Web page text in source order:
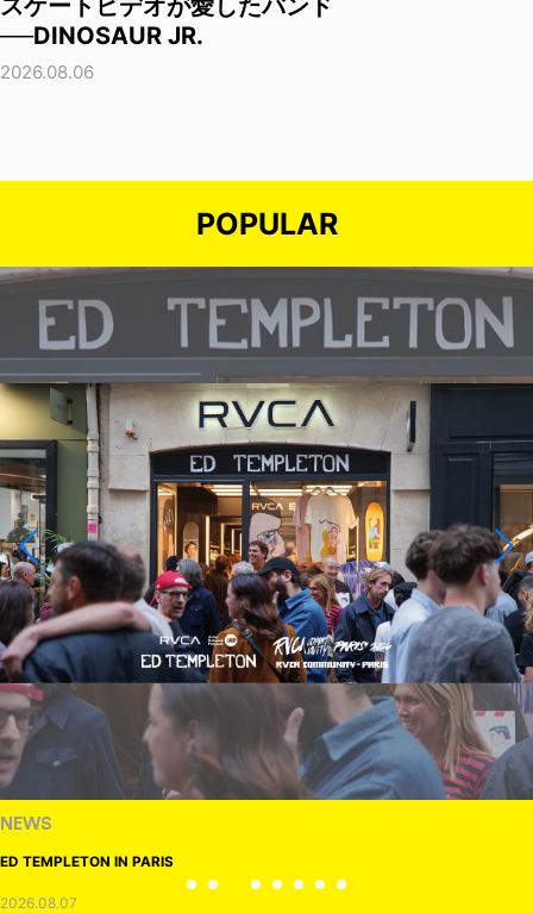
スケートビデオが愛したバンド
──DINOSAUR JR.
2026.08.06
POPULAR
NEWS
ED TEMPLETON IN PARIS
2026.08.07